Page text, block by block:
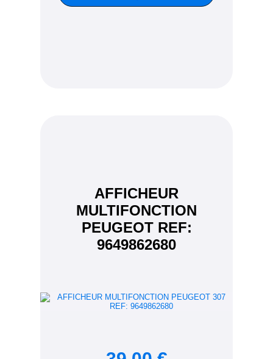
AFFICHEUR
MULTIFONCTION
PEUGEOT REF:
9649862680